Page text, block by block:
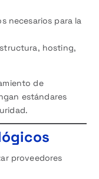
necesarios para la
hosting,
de
estándares
proveedores